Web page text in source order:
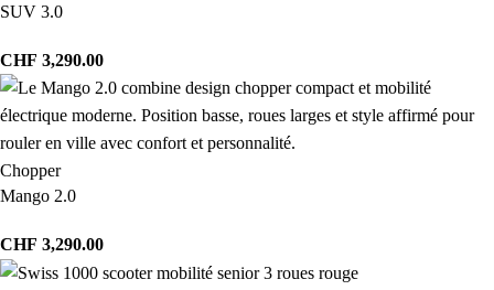
SUV 3.0
CHF 3,290.00
Chopper
Mango 2.0
CHF 3,290.00